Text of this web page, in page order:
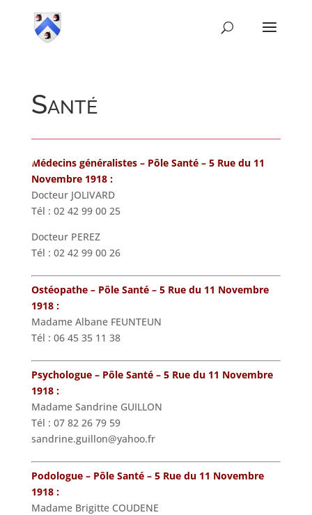
Santé
Médecins généralistes– Pôle Santé – 5 Rue du 11
Novembre 1918 :
Docteur JOLIVARD
Tél : 02 42 99 00 25
Docteur PEREZ
Tél : 02 42 99 00 26
Ostéopathe – Pôle Santé – 5 Rue du 11 Novembre
1918 :
Madame Albane FEUNTEUN
Tél : 06 45 35 11 38
Psychologue – Pôle Santé – 5 Rue du 11 Novembre
1918 :
Madame Sandrine GUILLON
Tél : 07 82 26 79 59
sandrine.guillon@yahoo.fr
Podologue – Pôle Santé – 5 Rue du 11 Novembre
1918 :
Madame Brigitte COUDENE